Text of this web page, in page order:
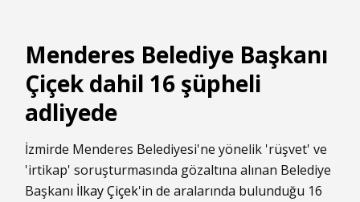
Menderes Belediye Başkanı
Çiçek dahil 16 şüpheli
adliyede
İzmirde Menderes Belediyesi'ne yönelik 'rüşvet' ve
'irtikap' soruşturmasında gözaltına alınan Belediye
Başkanı İlkay Çiçek'in de aralarında bulunduğu 16